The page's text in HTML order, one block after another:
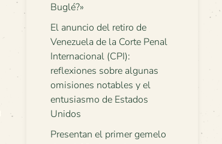
Buglé?»
El anuncio del retiro de
Venezuela de la Corte Penal
Internacional (CPI):
reflexiones sobre algunas
omisiones notables y el
entusiasmo de Estados
Unidos
Presentan el primer gemelo